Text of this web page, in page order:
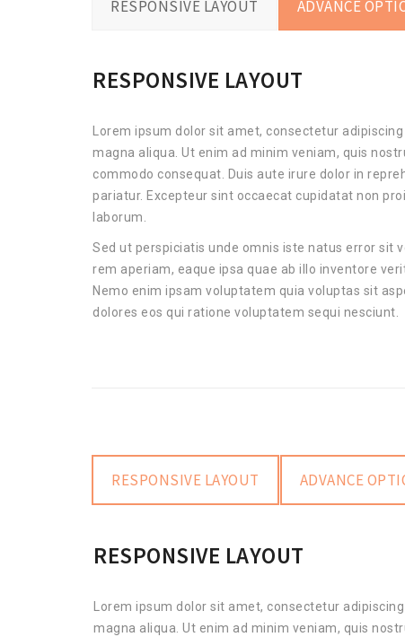
RESPONSIVE LAYOUT ADVANCE
RESPONSIVE LAYOUT
Lorem ipsum dolor sit amet, consectetur
magna aliqua. Ut enim ad minim veniam, quis
commodo consequat. Duis aute irure dolor in
pariatur. Excepteur sint occaecat cupidatat non
laborum.
Sed ut perspiciatis unde omnis iste natus error sit
rem aperiam, eaque ipsa quae ab illo inventore
Nemo enim ipsam voluptatem quia voluptas sit
dolores eos qui ratione voluptatem sequi nesciunt.
RESPONSIVE LAYOUT ADVANCE
RESPONSIVE LAYOUT
Lorem ipsum dolor sit amet, consectetur
magna aliqua. Ut enim ad minim veniam, quis